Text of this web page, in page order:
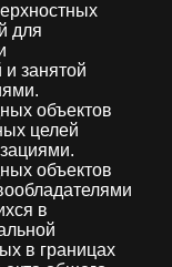
для
занятой
объектов
целей
объектов
в
в границах